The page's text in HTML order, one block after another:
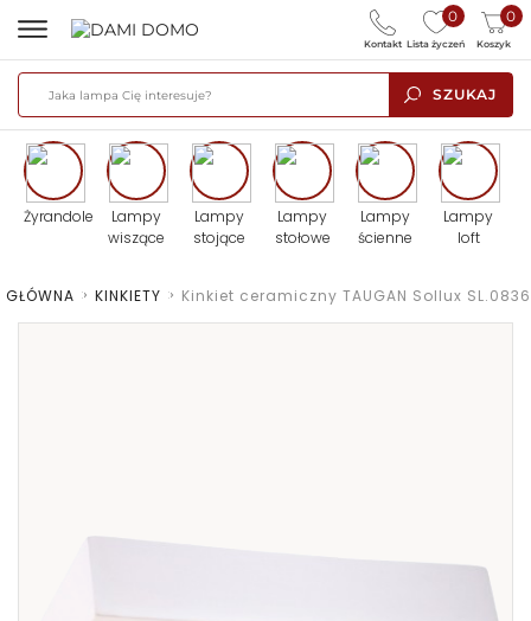
SZUKAJ
0
Lista życzeń
0
Koszyk
Kontakt
Żyrandole
Lampy
wiszące
Lampy
stojące
Lampy
stołowe
Lampy
ścienne
Lampy
loft
GŁÓWNA > KINKIETY > Kinkiet ceramiczny TAUGAN Sollux SL.0836